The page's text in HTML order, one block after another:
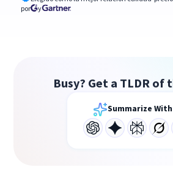
por
y
Busy? Get a TLDR of
Summarize With